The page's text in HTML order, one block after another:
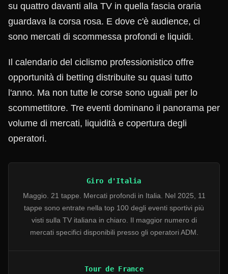
su quattro davanti alla TV in quella fascia oraria
guardava la corsa rosa. E dove c'è audience, ci
sono mercati di scommessa profondi e liquidi.
Il calendario del ciclismo professionistico offre
opportunità di betting distribuite su quasi tutto
l'anno. Ma non tutte le corse sono uguali per lo
scommettitore. Tre eventi dominano il panorama per
volume di mercati, liquidità e copertura degli
operatori.
Giro d'Italia
Maggio. 21 tappe. Mercati profondi in Italia. Nel 2025, 11
tappe sono entrate nella top 100 degli eventi sportivi più
visti sulla TV italiana in chiaro. Il maggior numero di
mercati specifici disponibili presso gli operatori ADM.
Tour de France